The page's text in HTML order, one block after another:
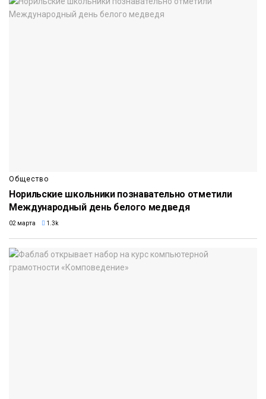
Общество
Норильские школьники познавательно отметили
Международный день белого медведя
02 марта 1.3k